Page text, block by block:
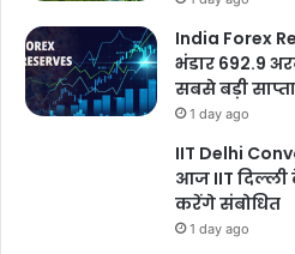
India Forex
भंडार 692.9
सबसे बड़ी
1 day ago
IIT Delhi
आज IIT दिल्ली
करेंगे संबोधित
1 day ago